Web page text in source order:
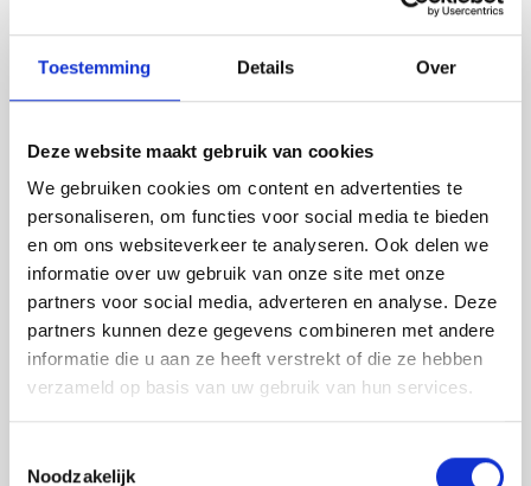
Toestemming Details Over
Deze website maakt gebruik van cookies
We gebruiken cookies om content en advertenties te
personaliseren, om functies voor social media te bieden
en om ons websiteverkeer te analyseren. Ook delen we
informatie over uw gebruik van onze site met onze
partners voor social media, adverteren en analyse. Deze
partners kunnen deze gegevens combineren met andere
informatie die u aan ze heeft verstrekt of die ze hebben
verzameld op basis van uw gebruik van hun services.
Noodzakelijk